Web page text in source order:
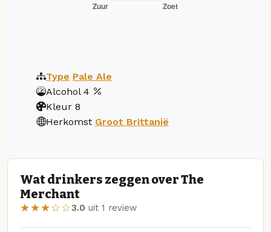
Type Pale Ale
Alcohol 4
Kleur 8
Herkomst Groot Brittanië
Wat drinkers zeggen over The
Merchant
★★★☆☆3.0 uit 1 review